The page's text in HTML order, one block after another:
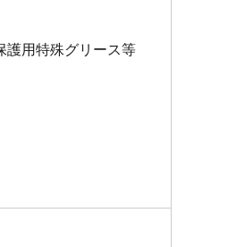
護用特殊グリース等